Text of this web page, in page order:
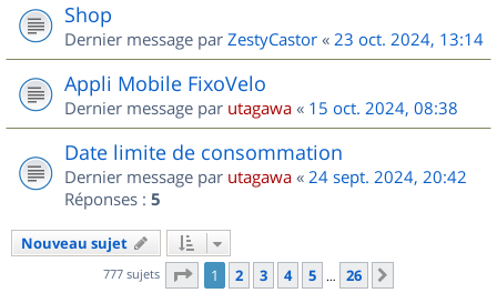
Shop
Dernier message par ZestyCastor « 23 oct. 2024, 13:14
Appli Mobile FixoVelo
Dernier message par utagawa « 15 oct. 2024, 08:38
Date limite de consommation
Dernier message par utagawa « 24 sept. 2024, 20:42
Réponses : 5
Nouveau sujet
777 sujets Page 1sur
1 2 3 4 5 … 26